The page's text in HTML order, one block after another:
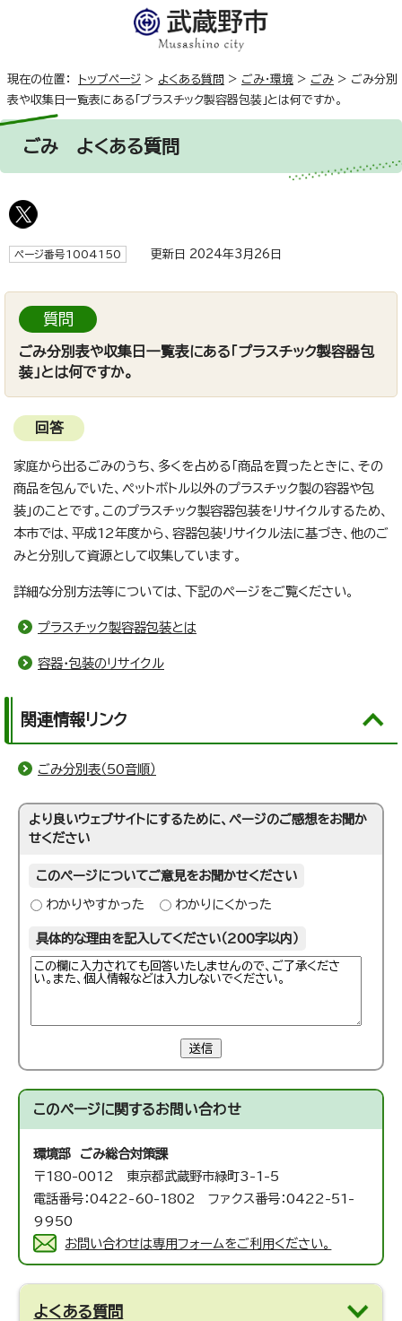
現在の位置： トップページ > よくある質問 > ごみ・環境 > ごみ > ごみ分別
表や収集日一覧表にある「プラスチック製容器包装」とは何ですか。
ごみ よくある質問
ページ番号1004150 更新日 2024年3月26日
質問
ごみ分別表や収集日一覧表にある「プラスチック製容器包
装」とは何ですか。
回答
家庭から出るごみのうち、多くを占める「商品を買ったときに、その
商品を包んでいた、ペットボトル以外のプラスチック製の容器や包
装」のことです。このプラスチック製容器包装をリサイクルするため、
本市では、平成12年度から、容器包装リサイクル法に基づき、他のご
みと分別して資源として収集しています。
詳細な分別方法等については、下記のページをご覧ください。
プラスチック製容器包装とは
容器・包装のリサイクル
関連情報リンク
ごみ分別表（50音順）
より良いウェブサイトにするために、ページのご感想をお聞か
せください
このページについてご意見をお聞かせください
わかりやすかった わかりにくかった
具体的な理由を記入してください（200字以内）
送信
このページに関するお問い合わせ
環境部 ごみ総合対策課
〒180-0012 東京都武蔵野市緑町3-1-5
電話番号：0422-60-1802 ファクス番号：0422-51-
9950
お問い合わせは専用フォームをご利用ください。
よくある質問